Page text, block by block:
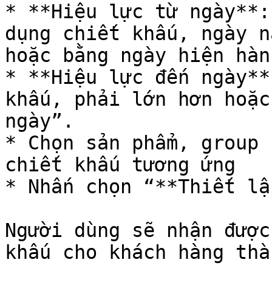
* **Hiệu lực từ ngày**:
dụng chiết khấu, ngày
hoặc bằng ngày hiện
* **Hiệu lực đến
khấu, phải lớn hơn
ngày”.
* Chọn sản phẩm,
chiết khấu tương ứng
* Nhấn chọn “**Thiết
Người dùng sẽ nhận
khấu cho khách hàng